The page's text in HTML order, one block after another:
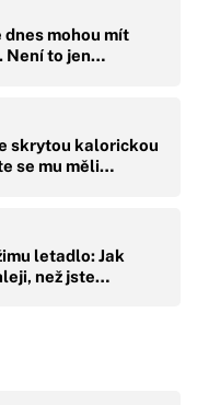
mohou mít
Není to jen…
skrytou kalorickou
se mu měli…
letadlo: Jak
než jste…